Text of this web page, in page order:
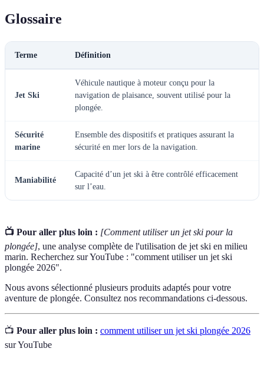
Glossaire
Terme Définition
Jet Ski
Véhicule nautique à moteur conçu pour la
navigation de plaisance, souvent utilisé pour la
plongée.
Sécurité
marine
Ensemble des dispositifs et pratiques assurant la
sécurité en mer lors de la navigation.
Maniabilité
Capacité d’un jet ski à être contrôlé efficacement
sur l’eau.
📺 Pour aller plus loin : [Comment utiliser un jet ski pour la
plongée], une analyse complète de l'utilisation de jet ski en milieu
marin. Recherchez sur YouTube : "comment utiliser un jet ski
plongée 2026".
Nous avons sélectionné plusieurs produits adaptés pour votre
aventure de plongée. Consultez nos recommandations ci-dessous.
📺 Pour aller plus loin : comment utiliser un jet ski plongée 2026
sur YouTube